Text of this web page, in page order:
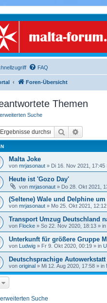
FAQ
Foren-Übersicht
Themen
Suche
Suche
Malta Joke
von mrjasonaut » Di 16. Nov 2021, 17:45
Heute ist 'Gozo Day'
von mrjasonaut » Do 28. Okt 2021,
(Seltene) Wale und Delphine
von mrjasonaut » Mo 25. Okt 2021,
Transport Umzug Deutschland
von Flocke » So 22. Nov 2020, 18:13 » in
Unterkunft für größere Gruppe
von Ludwig » Fr 9. Okt 2020, 00:19 » in
Deutschsprachige
von original » Mi 12. Aug 2020, 17:58 » in
Suche